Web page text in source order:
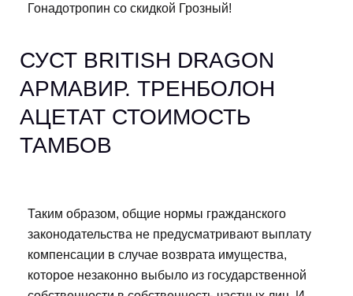
Гонадотропин со скидкой Грозный!
СУСТ BRITISH DRAGON
АРМАВИР. ТРЕНБОЛОН
АЦЕТАТ СТОИМОСТЬ
ТАМБОВ
Таким образом, общие нормы гражданского
законодательства не предусматривают выплату
компенсации в случае возврата имущества,
которое незаконно выбыло из государственной